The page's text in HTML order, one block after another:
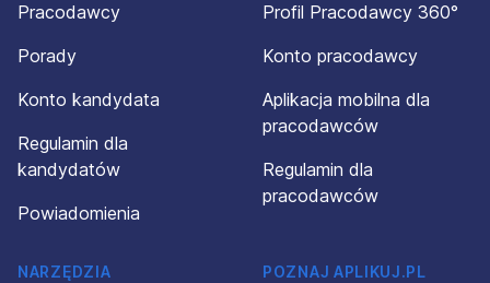
Pracodawcy
Porady
Konto kandydata
Regulamin dla
kandydatów
Powiadomienia
Profil Pracodawcy 360°
Konto pracodawcy
Aplikacja mobilna dla
pracodawców
Regulamin dla
pracodawców
NARZĘDZIA
POZNAJ APLIKUJ.PL